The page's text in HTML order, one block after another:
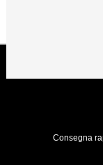
Consegna